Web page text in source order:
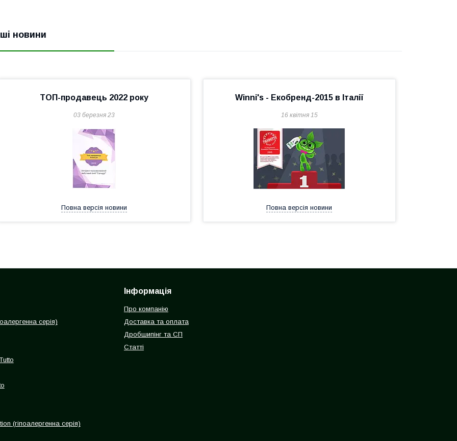
новини
ТОП-продавець 2022 року
03 березня 23
Повна версія новини
Winni's - Екобренд-2015 в Італії
16 квітня 15
Повна версія новини
серія)
(гіпоалергенна серія)
Інформація
Про компанію
Доставка та оплата
Дробшипінг та СП
Статті